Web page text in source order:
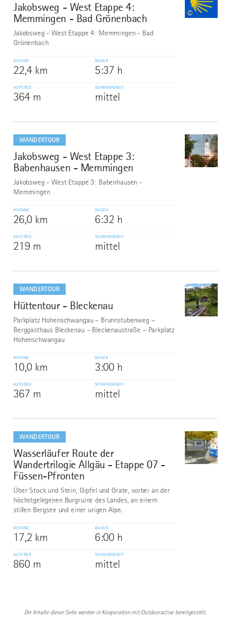
7
Jakobsweg - West Etappe 4:
Memmingen - Bad Grönenbach
©
Jakobsweg - West Etappe 4: Memmingen - Bad
Grönenbach
DISTANZ
22,4 km
DAUER
5:37 h
AUFSTIEG
364 m
SCHWIERIGKEIT
mittel
WANDERTOUR
8
Jakobsweg - West Etappe 3:
Babenhausen - Memmingen
©
Jakobsweg - West Etappe 3: Babenhausen -
Memmingen
DISTANZ
26,0 km
DAUER
6:32 h
AUFSTIEG
219 m
SCHWIERIGKEIT
mittel
dazu
WANDERTOUR
9
Hüttentour - Bleckenau
©
Parkplatz Hohenschwangau – Brunnstubenweg –
Berggasthaus Bleckenau – Bleckenaustraße – Parkplatz
Hohenschwangau
DISTANZ
10,0 km
DAUER
3:00 h
AUFSTIEG
367 m
SCHWIERIGKEIT
mittel
dazu
WANDERTOUR
10
Wasserläufer Route der
Wandertrilogie Allgäu - Etappe 07 -
Füssen-Pfronten
©
Über Stock und Stein, Gipfel und Grate, vorbei an der
höchstgelegenen Burgruine des Landes, an einem
stillen Bergsee und einer urigen Alpe.
DISTANZ
17,2 km
DAUER
6:00 h
AUFSTIEG
860 m
SCHWIERIGKEIT
mittel
dazu
Die Inhalte dieser Seite werden in Kooperation mit Outdooractive bereitgestellt.